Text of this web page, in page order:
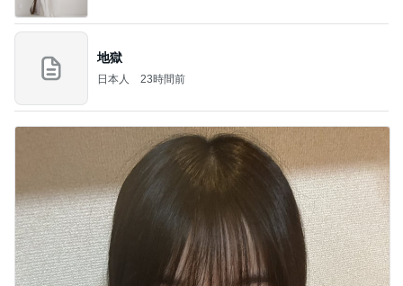
地獄
日本人 23時間前